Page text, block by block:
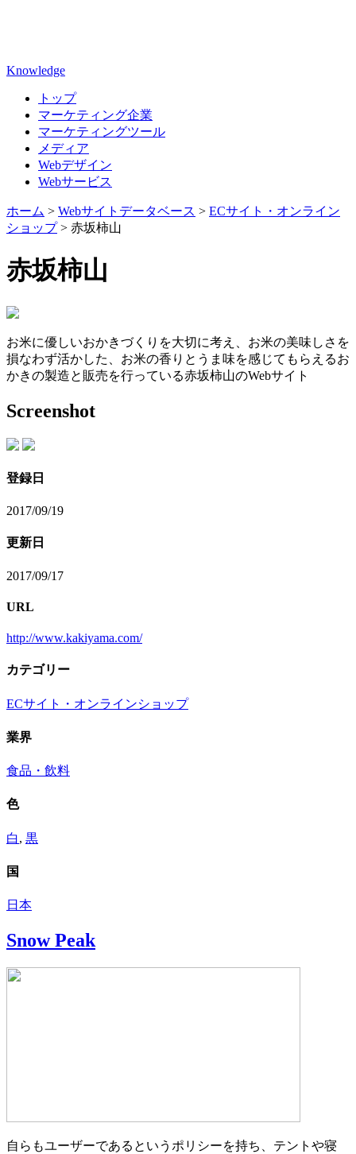
Knowledge
トップ
マーケティング企業
マーケティングツール
メディア
Webデザイン
Webサービス
ホーム > Webサイトデータベース > ECサイト・オンライン
ショップ> 赤坂柿山
赤坂柿山
お米に優しいおかきづくりを大切に考え、お米の美味しさを
損なわず活かした、お米の香りとうま味を感じてもらえるお
かきの製造と販売を行っている赤坂柿山のWebサイト
Screenshot
登録日
2017/09/19
更新日
2017/09/17
URL
http://www.kakiyama.com/
カテゴリー
ECサイト・オンラインショップ
業界
食品・飲料
色
白, 黒
国
日本
Snow Peak
自らもユーザーであるというポリシーを持ち、テントや寝